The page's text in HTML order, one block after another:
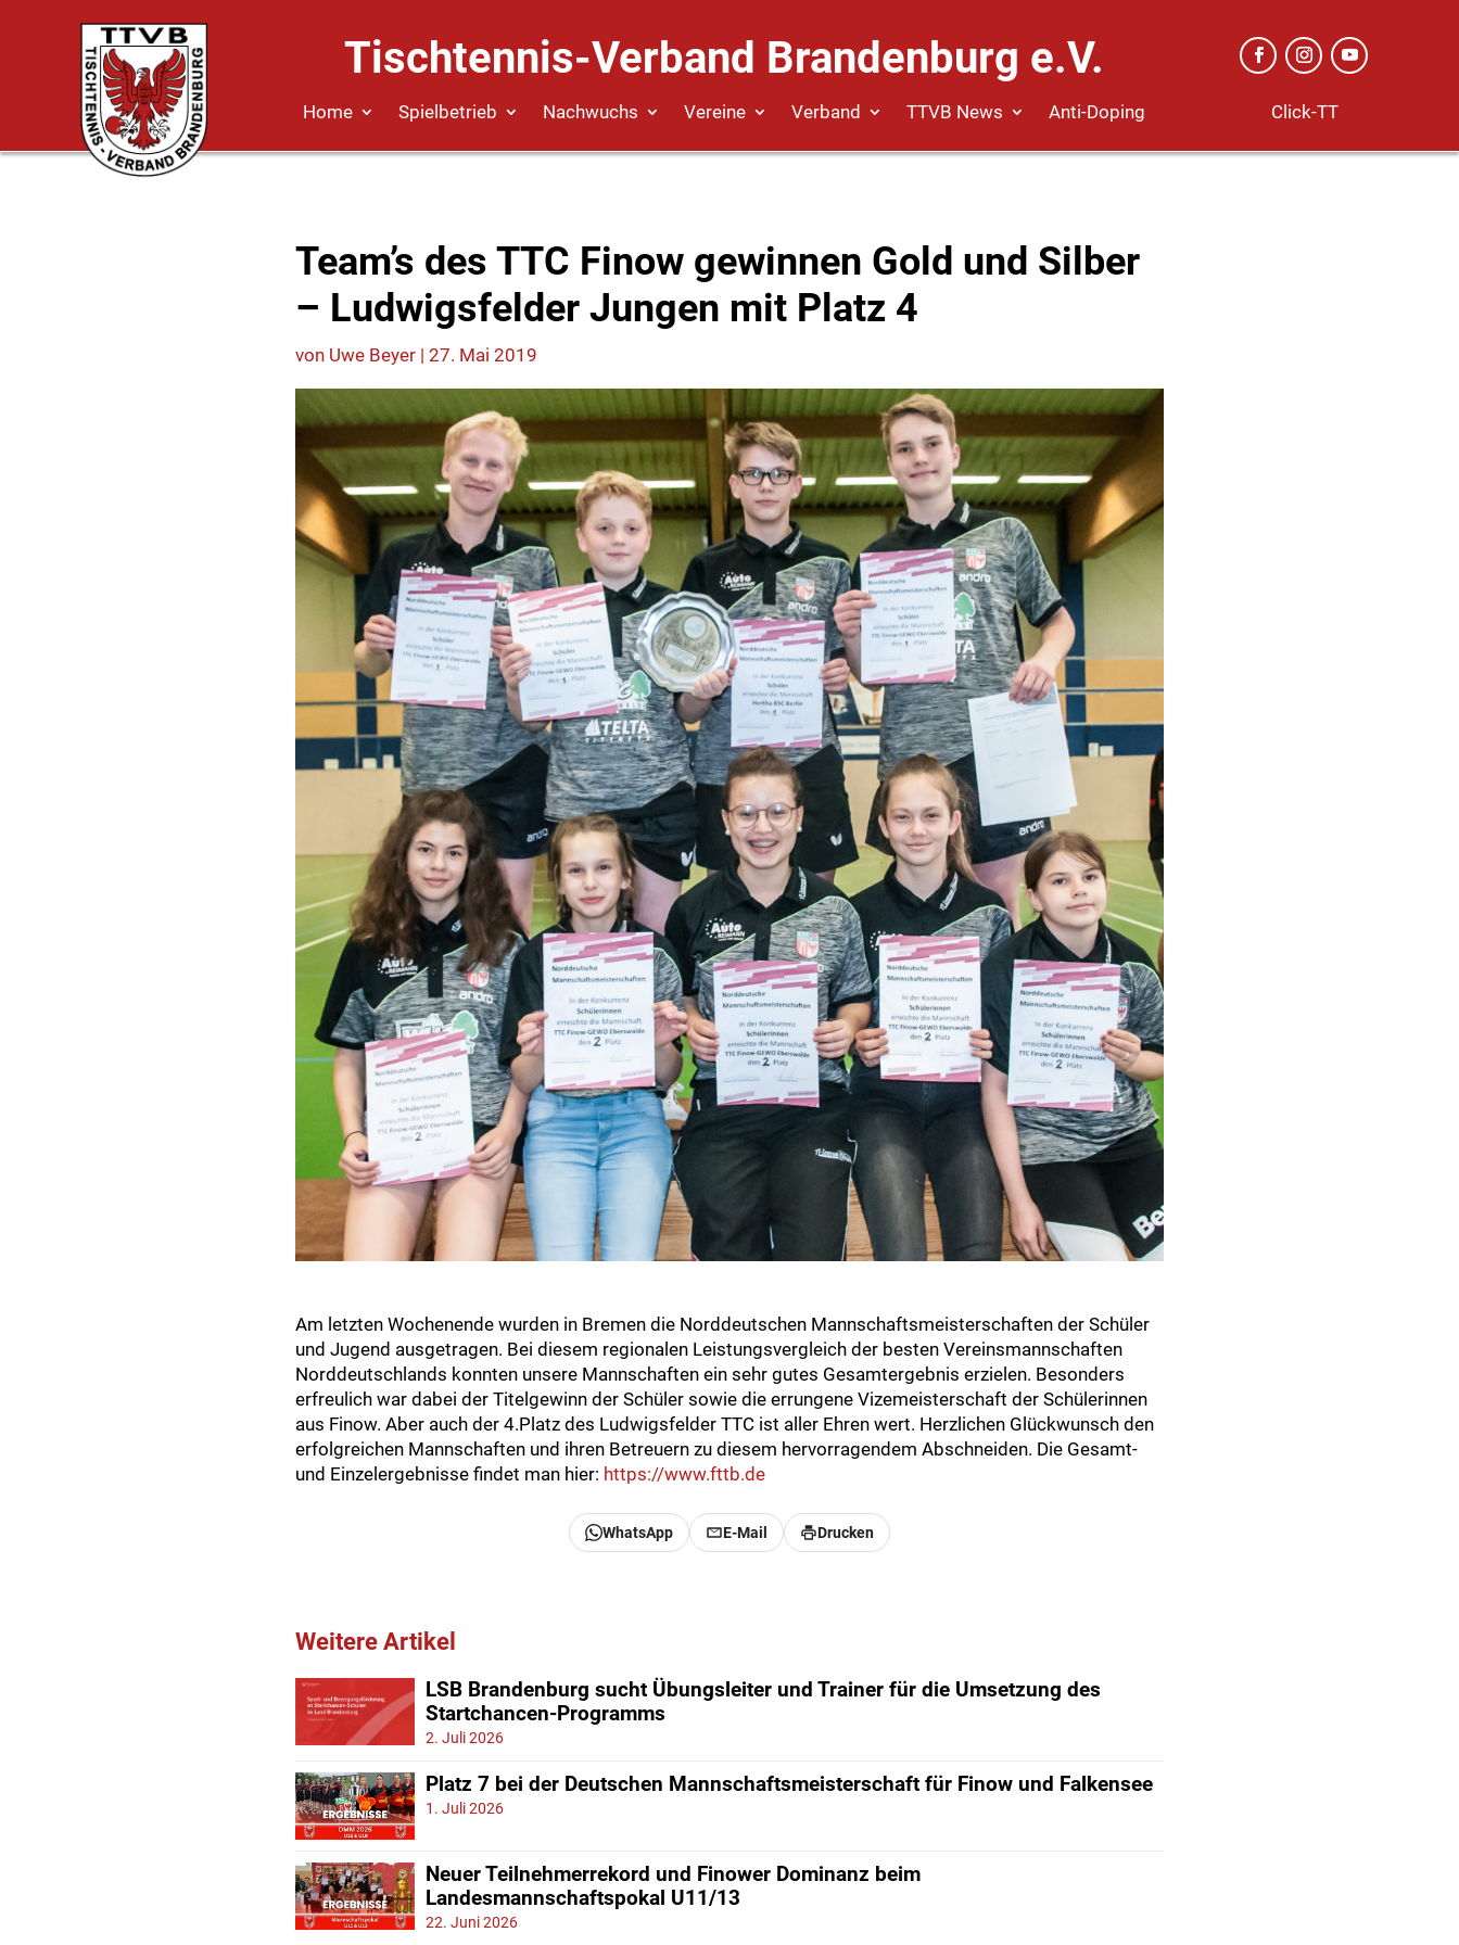
Tischtennis-Verband Brandenburg e.V.
Home Spielbetrieb Nachwuchs Vereine Verband TTVB News Anti-Doping Click-TT
Team’s des TTC Finow gewinnen Gold und Silber
– Ludwigsfelder Jungen mit Platz 4
von Uwe Beyer | 27. Mai 2019
Am letzten Wochenende wurden in Bremen die Norddeutschen Mannschaftsmeisterschaften der Schüler
und Jugend ausgetragen. Bei diesem regionalen Leistungsvergleich der besten Vereinsmannschaften
Norddeutschlands konnten unsere Mannschaften ein sehr gutes Gesamtergebnis erzielen. Besonders
erfreulich war dabei der Titelgewinn der Schüler sowie die errungene Vizemeisterschaft der Schülerinnen
aus Finow. Aber auch der 4.Platz des Ludwigsfelder TTC ist aller Ehren wert. Herzlichen Glückwunsch den
erfolgreichen Mannschaften und ihren Betreuern zu diesem hervorragendem Abschneiden. Die Gesamt-
und Einzelergebnisse findet man hier: https://www.fttb.de
WhatsApp E-Mail Drucken
Weitere Artikel
LSB Brandenburg sucht Übungsleiter und Trainer für die Umsetzung des
Startchancen-Programms
2. Juli 2026
Platz 7 bei der Deutschen Mannschaftsmeisterschaft für Finow und Falkensee
1. Juli 2026
Neuer Teilnehmerrekord und Finower Dominanz beim
Landesmannschaftspokal U11/13
22. Juni 2026